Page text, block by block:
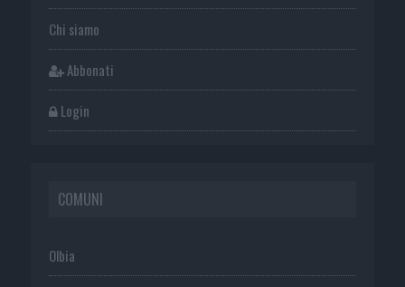
Chi siamo
Abbonati
Login
COMUNI
Olbia